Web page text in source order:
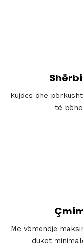
Kujdes dhe
të
Me vëmendje
duket